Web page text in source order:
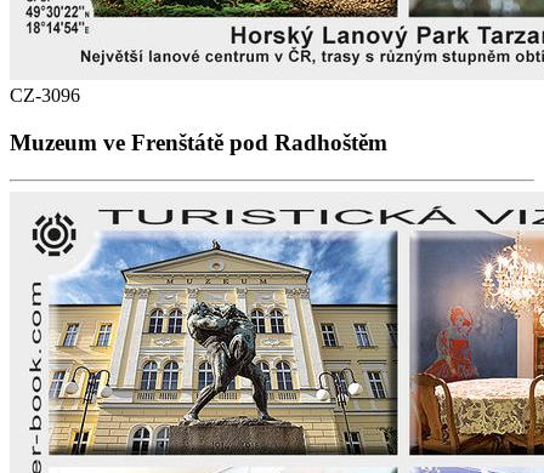
CZ-3096
Muzeum ve Frenštátě pod Radhoštěm